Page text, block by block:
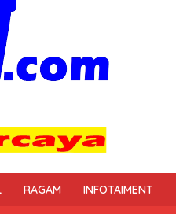
RAGAM INFOTAIMENT